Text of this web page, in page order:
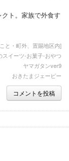
ト。家族で外食す
と・町外、置賜地区内]
スイーツ-お菓子-おやつ
ヤマガタンver9
おきたまジェーピー
コメントを投稿